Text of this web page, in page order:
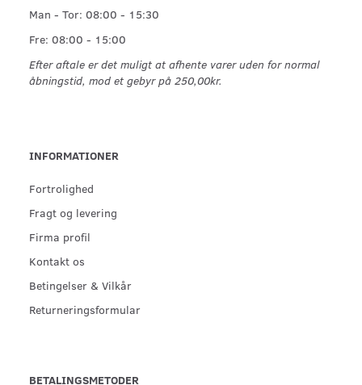
Man - Tor: 08:00 - 15:30
Fre: 08:00 - 15:00
Efter aftale er det muligt at afhente varer uden for normal
åbningstid, mod et gebyr på 250,00kr.
INFORMATIONER
Fortrolighed
Fragt og levering
Firma profil
Kontakt os
Betingelser & Vilkår
Returneringsformular
BETALINGSMETODER